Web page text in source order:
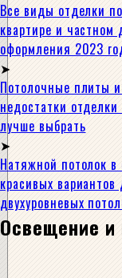
Все виды отделки
квартире и
оформления 2023
Потолочные плиты
недостатки
лучше выбрать
Натяжной потолок
красивых
двухуровневых
Освещение и